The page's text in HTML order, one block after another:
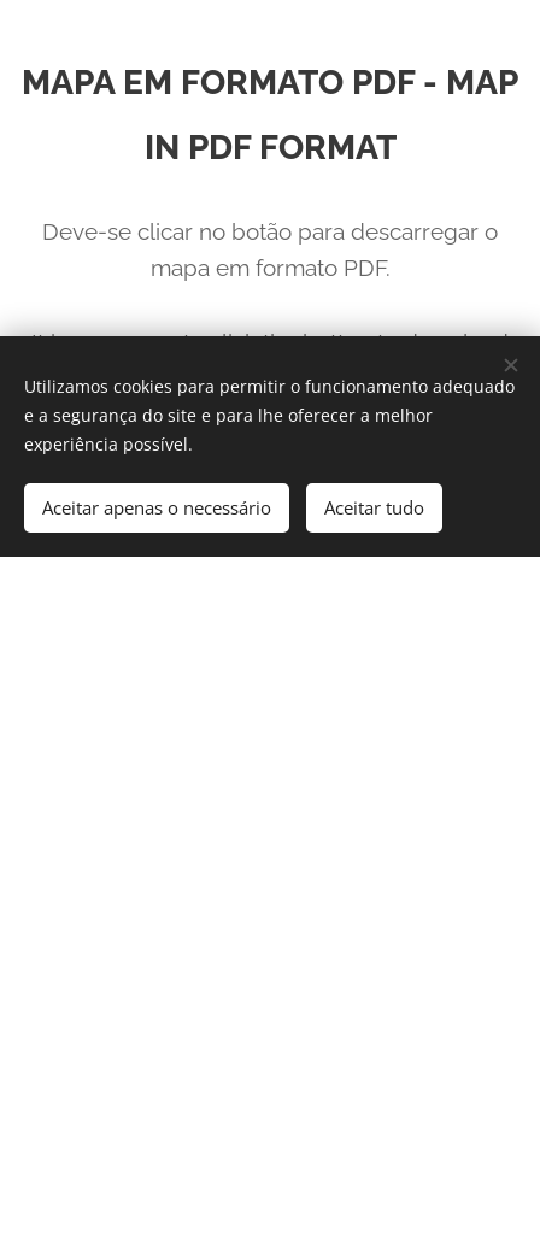
MAPA EM FORMATO PDF - MAP
IN PDF FORMAT
Deve-se clicar no botão para descarregar o
mapa em formato PDF.
It is necessary to click the button to download
the map in PDF format.
HXPz7lbMRQOuYnC_j/view?usp=share_link
Utilizamos cookies para permitir o funcionamento adequado
e a segurança do site e para lhe oferecer a melhor
experiência possível.
Aceitar apenas o necessário Aceitar tudo